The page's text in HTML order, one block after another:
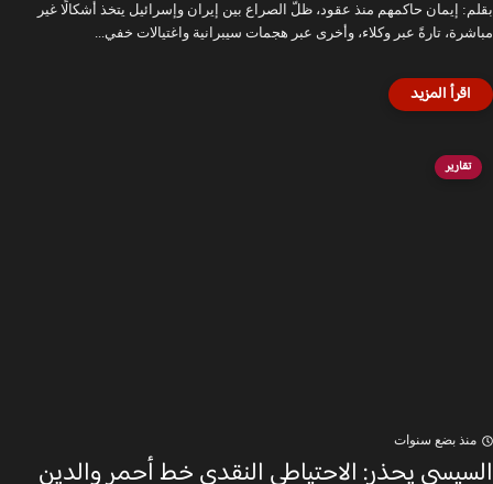
بقلم: إيمان حاكمهم منذ عقود، ظلّ الصراع بين إيران وإسرائيل يتخذ أشكالًا غير
مباشرة، تارةً عبر وكلاء، وأخرى عبر هجمات سيبرانية واغتيالات خفي...
تقارير
منذ بضع سنوات
السيسي يحذر: الاحتياطي النقدي خط أحمر والدين